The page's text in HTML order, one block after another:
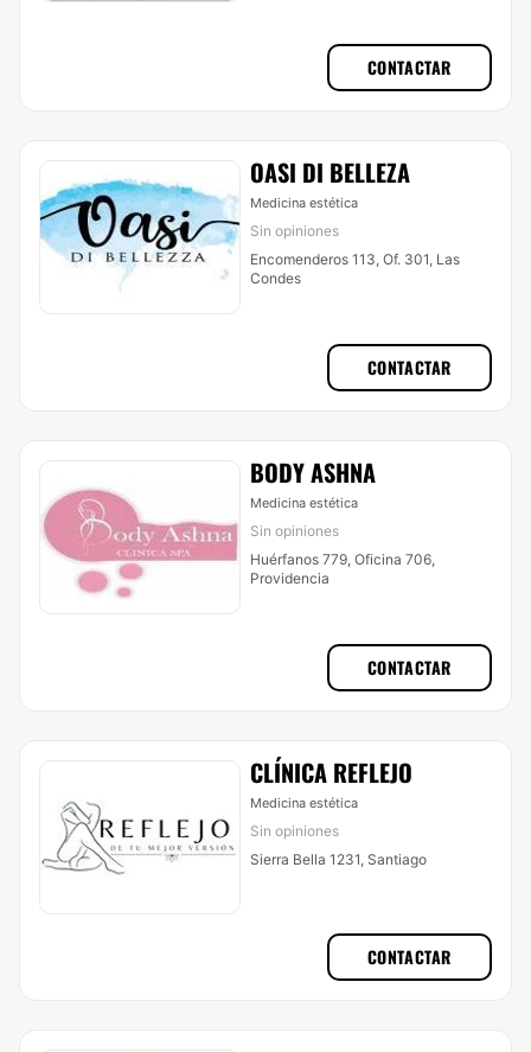
CONTACTAR
OASI DI BELLEZA
Medicina estética
Sin opiniones
Encomenderos 113, Of. 301, Las
Condes
CONTACTAR
BODY ASHNA
Medicina estética
Sin opiniones
Huérfanos 779, Oficina 706,
Providencia
CONTACTAR
CLÍNICA REFLEJO
Medicina estética
Sin opiniones
Sierra Bella 1231, Santiago
CONTACTAR